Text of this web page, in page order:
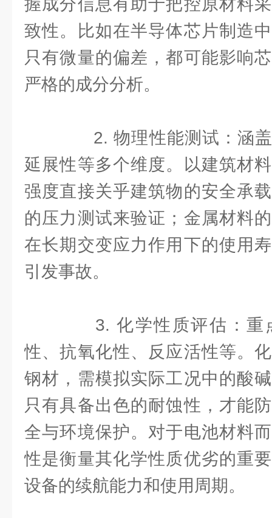
握成分信息有助于把控原材料
致性。比如在半导体芯片制造
只有微量的偏差，都可能影响
严格的成分分析。
2. 物理性能测试：涵盖
延展性等多个维度。以建筑材
强度直接关乎建筑物的安全承
的压力测试来验证；金属材料
在长期交变应力作用下的使用
引发事故。
3. 化学性质评估：重
性、抗氧化性、反应活性等。
钢材，需模拟实际工况中的酸
只有具备出色的耐蚀性，才能
全与环境保护。对于电池材料
性是衡量其化学性质优劣的重
设备的续航能力和使用周期。